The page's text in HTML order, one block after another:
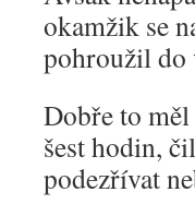
okamžik se
pohroužil do
Dobře to
šest hodin,
podezřívat